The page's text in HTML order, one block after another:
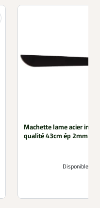
Machette lame acier inox
qualité 43cm ép 2mm +
Disponible